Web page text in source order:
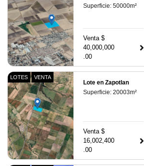
Superficie: 50000m²
Venta $
40,000,000
.00
LOTES VENTA
Lote en Zapotlan
Superficie: 20003m²
Venta $
16,002,400
.00